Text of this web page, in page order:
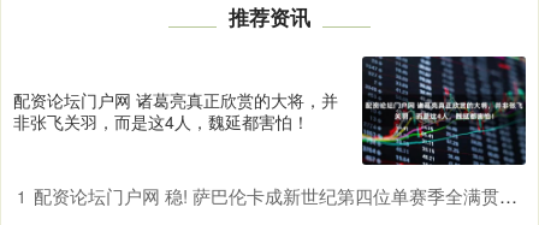
推荐资讯
配资论坛门户网 诸葛亮真正欣赏的大将，并
非张飞关羽，而是这4人，魏延都害怕！
1 配资论坛门户网 稳! 萨巴伦卡成新世纪第四位单赛季全满贯女单八强世界第一